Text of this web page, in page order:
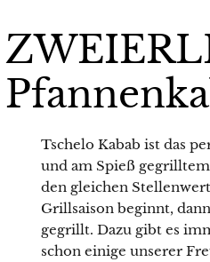
Tschelo Kabab ist das
und am Spieß
den gleichen
Grillsaison beginnt,
gegrillt. Dazu gibt es
schon einige unserer